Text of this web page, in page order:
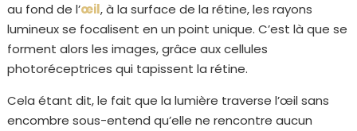
au fond de l’œil, à la surface de la rétine, les rayons
lumineux se focalisent en un point unique. C’est là que se
forment alors les images, grâce aux cellules
photoréceptrices qui tapissent la rétine.
Cela étant dit, le fait que la lumière traverse l’œil sans
encombre sous-entend qu’elle ne rencontre aucun